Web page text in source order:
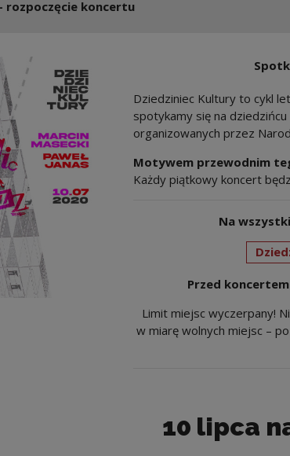
rozpoczęcie koncertu
Dziedziniec Kultury to cykl
spotykamy się na
organizowanych przez
Motywem przewodnim
Każdy piątkowy koncert
Na
Przed
Limit miejsc wyczerpany!
w miarę wolnych miejsc –
10 lipca